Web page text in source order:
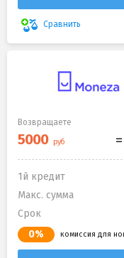
Сравнить
Возвращаете
1й кредит
Макс. сумма
Срок
0% комиссия для